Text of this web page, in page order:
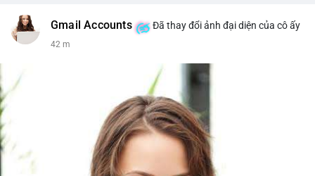
Gmail Accounts Đã thay đổi ảnh đại diện của cô ấy
42 m